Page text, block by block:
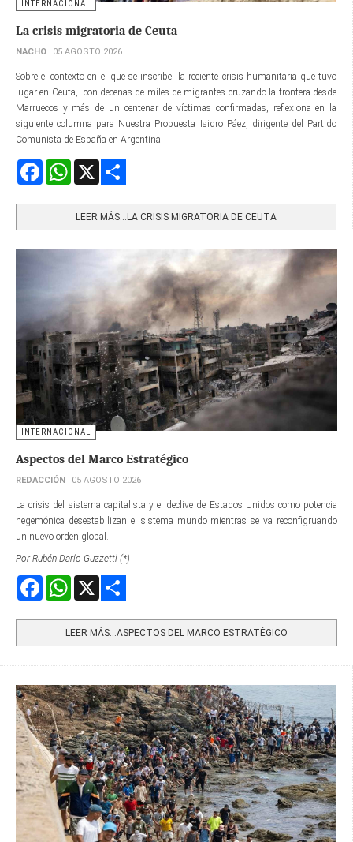
INTERNACIONAL
La crisis migratoria de Ceuta
NACHO 05 AGOSTO 2026
Sobre el contexto en el que se inscribe la reciente crisis humanitaria que tuvo
lugar en Ceuta, con decenas de miles de migrantes cruzando la frontera desde
Marruecos y más de un centenar de víctimas confirmadas, reflexiona en la
siguiente columna para Nuestra Propuesta Isidro Páez, dirigente del Partido
Comunista de España en Argentina.
FacebookWhatsApp
LEER MÁS…LA CRISIS MIGRATORIA DE CEUTA
INTERNACIONAL
Aspectos del Marco Estratégico
REDACCIÓN 05 AGOSTO 2026
La crisis del sistema capitalista y el declive de Estados Unidos como potencia
hegemónica desestabilizan el sistema mundo mientras se va reconfigruando
un nuevo orden global.
Por Rubén Darío Guzzetti (*)
FacebookWhatsApp
LEER MÁS…ASPECTOS DEL MARCO ESTRATÉGICO